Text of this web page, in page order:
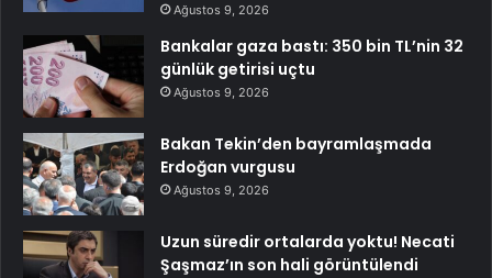
Ağustos 9, 2026
Bankalar gaza bastı: 350 bin TL’nin 32
günlük getirisi uçtu
Ağustos 9, 2026
Bakan Tekin’den bayramlaşmada
Erdoğan vurgusu
Ağustos 9, 2026
Uzun süredir ortalarda yoktu! Necati
Şaşmaz’ın son hali görüntülendi